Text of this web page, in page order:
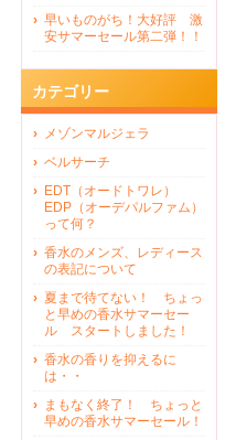
早いものがち！大好評 激
安サマーセール第二弾！！
カテゴリー
メゾンマルジェラ
ベルサーチ
EDT（オードトワレ）
EDP（オーデパルファム）
って何？
香水のメンズ、レディース
の表記について
夏まで待てない！ ちょっ
と早めの香水サマーセー
ル スタートしました！
香水の香りを抑えるに
は・・
まもなく終了！ ちょっと
早めの香水サマーセール！